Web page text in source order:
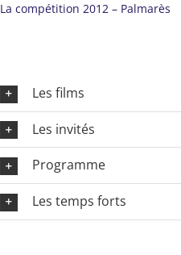
La compétition 2012 – Palmarès
Les films
Les invités
Programme
Les temps forts